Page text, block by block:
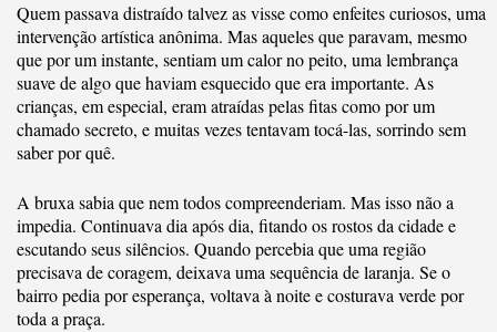
Quem passava distraído talvez as visse como enfeites curiosos, uma
intervenção artística anônima. Mas aqueles que paravam, mesmo
que por um instante, sentiam um calor no peito, uma lembrança
suave de algo que haviam esquecido que era importante. As
crianças, em especial, eram atraídas pelas fitas como por um
chamado secreto, e muitas vezes tentavam tocá-las, sorrindo sem
saber por quê.
A bruxa sabia que nem todos compreenderiam. Mas isso não a
impedia. Continuava dia após dia, fitando os rostos da cidade e
escutando seus silêncios. Quando percebia que uma região
precisava de coragem, deixava uma sequência de laranja. Se o
bairro pedia por esperança, voltava à noite e costurava verde por
toda a praça.